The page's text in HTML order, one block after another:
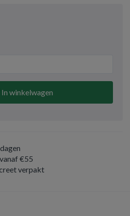
In winkelwagen
€55
verpakt